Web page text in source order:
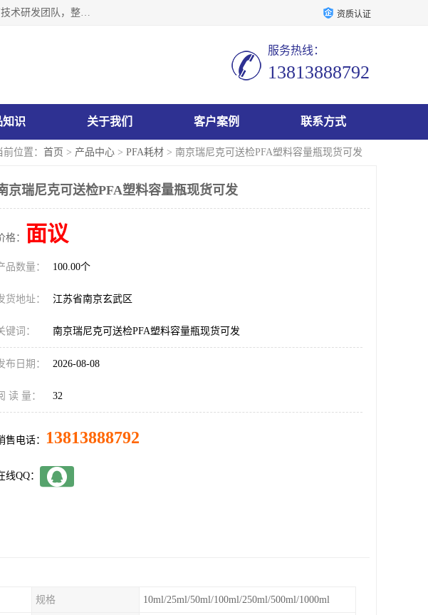
南京瑞尼克科技开发有限公司位于六朝古都南京，是一家集生产，研发，销售为一体的现代化企业，公司拥有技术研发团队，整洁明亮的厂房及的技术仪器设备，技术力量雄厚。公司长久以来一直坚持以生产研发国内完mei的痕量分析器皿为目标，客户满意的实验需求是我们永远的追求。长久以来与客户建立了良好的合作关系，在同行业中建立了自己的信誉与品牌。公司将一如既往的奋进不息，为客户带来为舒心的服务！ 资质认证
服务热线：
13813888792
知识 关于我们 客户案例 联系方式
前位置： 首页 > 产品中心 > PFA耗材 > 南京瑞尼克可送检PFA塑料容量瓶现货可发
京瑞尼克可送检PFA塑料容量瓶现货可发
格： 面议
品数量： 100.00个
货地址： 江苏省南京玄武区
键词： 南京瑞尼克可送检PFA塑料容量瓶现货可发
布日期： 2026-08-08
读 量： 32
售电话： 13813888792
线QQ：
规格 10ml/25ml/50ml/100ml/250ml/500ml/1000ml